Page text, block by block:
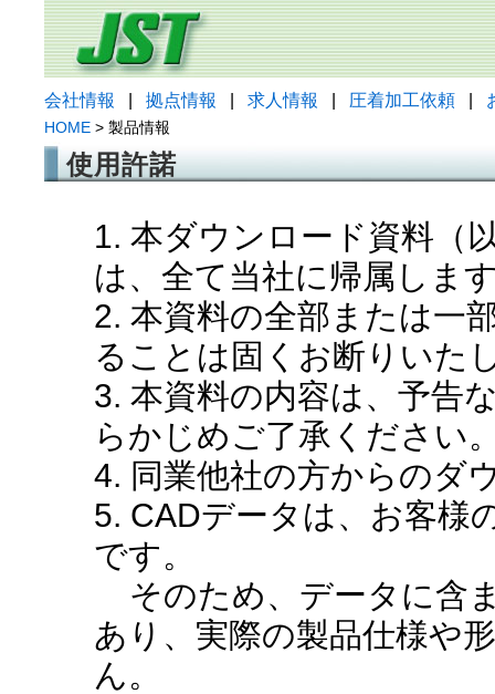
会社情報 拠点情報 求人情報 圧着加工依頼
HOME > 製品情報
使用許諾
1. 本ダウンロード資料（
は、全て当社に帰属しま
2. 本資料の全部または一
ることは固くお断りいた
3. 本資料の内容は、予告
らかじめご了承ください
4. 同業他社の方からのダ
5. CADデータは、お客様
です。
そのため、データに含
あり、実際の製品仕様や
ん。